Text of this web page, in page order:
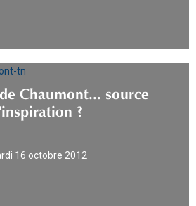
Chaumont... source
?
16 octobre 2012